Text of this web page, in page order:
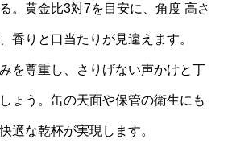
。黄金比3対7を目安に、角度 高さ
香りと口当たりが見違えます。
を尊重し、さりげない声かけと丁
ょう。缶の天面や保管の衛生にも
適な乾杯が実現します。